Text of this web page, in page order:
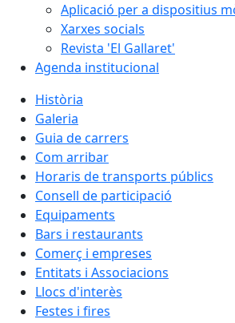
Aplicació per a dispositius
Xarxes socials
Revista 'El Gallaret'
Agenda institucional
Història
Galeria
Guia de carrers
Com arribar
Horaris de transports públics
Consell de participació
Equipaments
Bars i restaurants
Comerç i empreses
Entitats i Associacions
Llocs d'interès
Festes i fires